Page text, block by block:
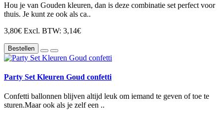
Hou je van Gouden kleuren, dan is deze combinatie set perfect voor
thuis. Je kunt ze ook als ca..
3,80€ Excl. BTW: 3,14€
Bestellen
Party Set Kleuren Goud confetti
Confetti ballonnen blijven altijd leuk om iemand te geven of toe te
sturen.Maar ook als je zelf een ..